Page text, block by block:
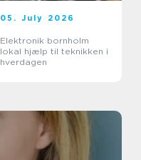
05. July 2026
Elektronik bornholm
lokal hjælp til teknikken i
hverdagen